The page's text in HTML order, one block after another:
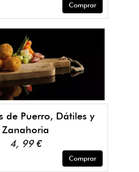
Comprar
de Puerro, Dátiles y
Zanahoria
4, 99 €
Comprar